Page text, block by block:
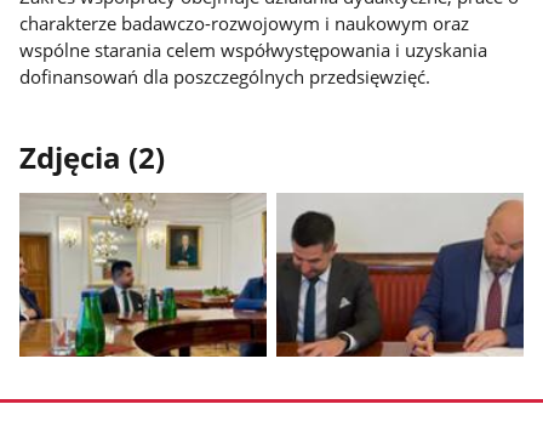
charakterze badawczo-rozwojowym i naukowym oraz
wspólne starania celem współwystępowania i uzyskania
dofinansowań dla poszczególnych przedsięwzięć.
Zdjęcia (2)
zdjęcie
zdjęcie